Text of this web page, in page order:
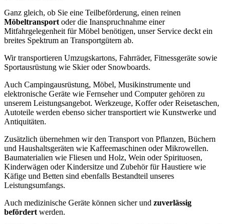
Ganz gleich, ob Sie eine Teilbeförderung, einen reinen
Möbeltransport oder die Inanspruchnahme einer
Mitfahrgelegenheit für Möbel benötigen, unser Service deckt ein
breites Spektrum an Transportgütern ab.
Wir transportieren Umzugskartons, Fahrräder, Fitnessgeräte sowie
Sportausrüstung wie Skier oder Snowboards.
Auch Campingausrüstung, Möbel, Musikinstrumente und
elektronische Geräte wie Fernseher und Computer gehören zu
unserem Leistungsangebot. Werkzeuge, Koffer oder Reisetaschen,
Autoteile werden ebenso sicher transportiert wie Kunstwerke und
Antiquitäten.
Zusätzlich übernehmen wir den Transport von Pflanzen, Büchern
und Haushaltsgeräten wie Kaffeemaschinen oder Mikrowellen.
Baumaterialien wie Fliesen und Holz, Wein oder Spirituosen,
Kinderwägen oder Kindersitze und Zubehör für Haustiere wie
Käfige und Betten sind ebenfalls Bestandteil unseres
Leistungsumfangs.
Auch medizinische Geräte können sicher und zuverlässig
befördert werden.